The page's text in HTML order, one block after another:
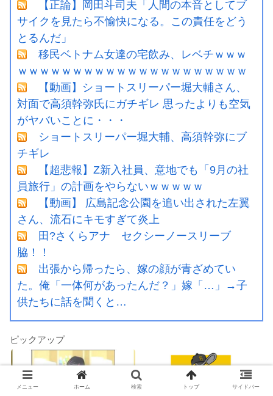
【正論】岡田斗司夫「人間の本音としてブ
サイクを見たら不愉快になる。この責任をどう
とるんだ」
移民ベトナム女達の宅飲み、レベチｗｗｗ
ｗｗｗｗｗｗｗｗｗｗｗｗｗｗｗｗｗｗｗｗｗ
【動画】ショートスリーパー堀大輔さん、
対面で高須幹弥氏にガチギレ 思ったよりも空気
がヤバいことに・・・
ショートスリーパー堀大輔、高須幹弥にブ
チギレ
【超悲報】Z新入社員、意地でも「9月の社
員旅行」の計画をやらないｗｗｗｗｗ
【動画】 広島記念公園を追い出された左翼
さん、流石にキモすぎて炎上
田?さくらアナ セクシーノースリーブ
脇！！
出張から帰ったら、嫁の顔が青ざめてい
た。俺「一体何があったんだ？」嫁「…」→子
供たちに話を聞くと…
ピックアップ
メニュー ホーム 検索 トップ サイドバー